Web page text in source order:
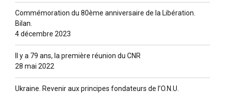
Commémoration du 80ème anniversaire de la Libération.
Bilan.
4 décembre 2023
Il y a 79 ans, la première réunion du CNR
28 mai 2022
Ukraine. Revenir aux principes fondateurs de l’O.N.U.